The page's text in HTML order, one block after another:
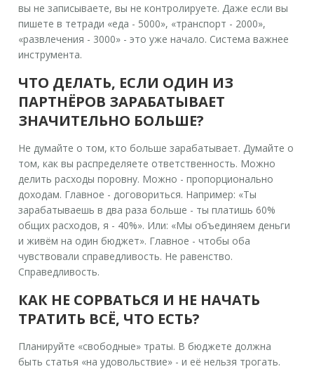
вы не записываете, вы не контролируете. Даже если вы
пишете в тетради «еда - 5000», «транспорт - 2000»,
«развлечения - 3000» - это уже начало. Система важнее
инструмента.
ЧТО ДЕЛАТЬ, ЕСЛИ ОДИН ИЗ
ПАРТНЁРОВ ЗАРАБАТЫВАЕТ
ЗНАЧИТЕЛЬНО БОЛЬШЕ?
Не думайте о том, кто больше зарабатывает. Думайте о
том, как вы распределяете ответственность. Можно
делить расходы поровну. Можно - пропорционально
доходам. Главное - договориться. Например: «Ты
зарабатываешь в два раза больше - ты платишь 60%
общих расходов, я - 40%». Или: «Мы объединяем деньги
и живём на один бюджет». Главное - чтобы оба
чувствовали справедливость. Не равенство.
Справедливость.
КАК НЕ СОРВАТЬСЯ И НЕ НАЧАТЬ
ТРАТИТЬ ВСЁ, ЧТО ЕСТЬ?
Планируйте «свободные» траты. В бюджете должна
быть статья «на удовольствие» - и её нельзя трогать.